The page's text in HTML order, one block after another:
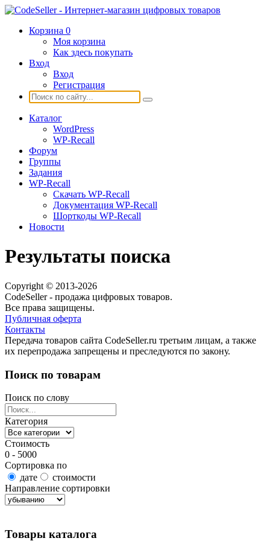
Корзина 0
Моя корзина
Как здесь покупать
Вход
Вход
Регистрация
Каталог
WordPress
WP-Recall
Форум
Группы
Задания
WP-Recall
Скачать WP-Recall
Документация WP-Recall
Шорткоды WP-Recall
Новости
Результаты поиска
Copyright © 2013-2026
CodeSeller - продажа цифровых товаров.
Все права защищены.
Публичная оферта
Контакты
Передача товаров сайта CodeSeller.ru третьим лицам, а также
их перепродажа запрещены и преследуются по закону.
Поиск по товарам
Поиск по слову
Категория
Стоимость
0 - 5000
Сортировка по
дате
стоимости
Направление сортировки
Товары каталога